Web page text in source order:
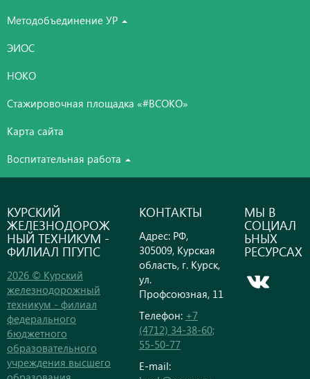
Методобъединение УР
ЭИОС
НОКО
Стажировочная площадка «#ВСОКО»
Карта сайта
Воспитательная работа
КУРСКИЙ
ЖЕЛЕЗНОДОРОЖ
НЫЙ ТЕХНИКУМ -
ФИЛИАЛ ПГУПС
2026 © Курский
железнодорожный
техникум - филиал
федерального
бюджетного
образовательного
учреждения высшего
КОНТАКТЫ
Адрес: РФ,
305009, Курская
область, г. Курск,
ул.
Профсоюзная, 11
Телефон: +7
(4712) 34-38-60;
55-50-77
E-mail:
МЫ В
СОЦИАЛ
ЬНЫХ
РЕСУРСАХ